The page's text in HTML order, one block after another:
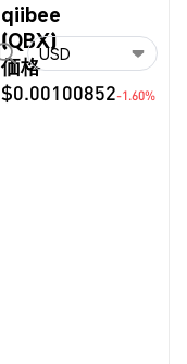
qiibee
(QBX)
価格
$0.00100852-1.60%
USD